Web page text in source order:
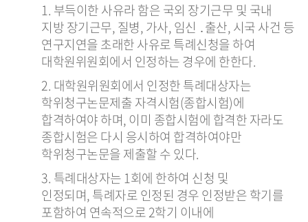
1. 부득이한 사유라 함은 국외 장기근무 및 국내
지방 장기근무, 질병, 가사, 임신 ․출산, 시국 사건 등
연구지연을 초래한 사유로 특례신청을 하여
대학원위원회에서 인정하는 경우에 한한다.
2. 대학원위원회에서 인정한 특례대상자는
학위청구논문제출 자격시험(종합시험)에
합격하여야 하며, 이미 종합시험에 합격한 자라도
종합시험은 다시 응시하여 합격하여야만
학위청구논문을 제출할 수 있다.
3. 특례대상자는 1회에 한하여 신청 및
인정되며, 특례자로 인정된 경우 인정받은 학기를
포함하여 연속적으로 2학기 이내에